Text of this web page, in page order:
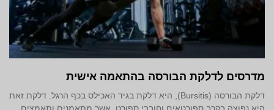
מדרסים לדלקת הבורסה בהתאמה אישית
דלקת הבורסה (Bursitis), היא דלקת בגיד האכילס בכף הרגל. דלקת זאת
היא נפוצה בקרב ספורטאים וחובבי ספורט, אשר מתאמנים ותאמצים